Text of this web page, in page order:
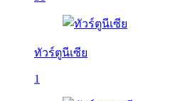
ทัวร์ตูนีเซีย
1